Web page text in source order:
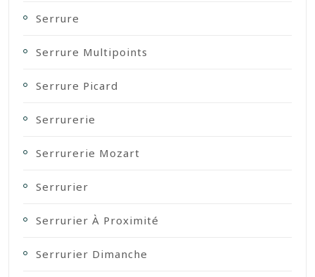
Serrure
Serrure Multipoints
Serrure Picard
Serrurerie
Serrurerie Mozart
Serrurier
Serrurier À Proximité
Serrurier Dimanche